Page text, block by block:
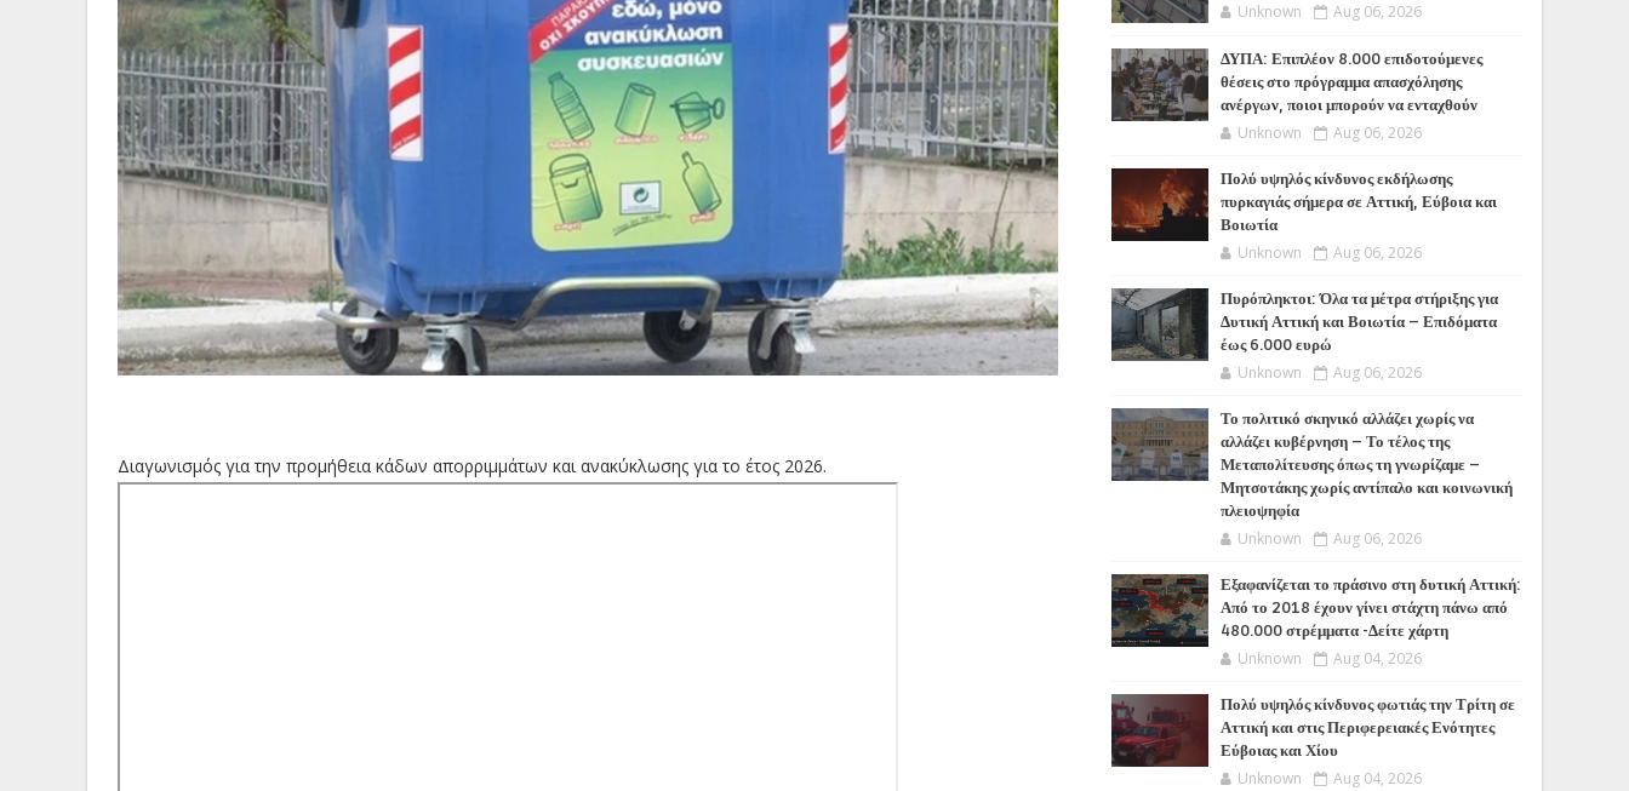
Διαγωνισμός για την προμήθεια κάδων απορριμμάτων και ανακύκλωσης για το έτος 2026.
Unknown Aug 06, 2026
ΔΥΠΑ: Επιπλέον 8.000 επιδοτούμενες
θέσεις στο πρόγραμμα απασχόλησης
ανέργων, ποιοι μπορούν να ενταχθούν
Unknown Aug 06, 2026
Πολύ υψηλός κίνδυνος εκδήλωσης
πυρκαγιάς σήμερα σε Αττική, Εύβοια και
Βοιωτία
Unknown Aug 06, 2026
Πυρόπληκτοι: Όλα τα μέτρα στήριξης για
Δυτική Αττική και Βοιωτία – Επιδόματα
έως 6.000 ευρώ
Unknown Aug 06, 2026
Το πολιτικό σκηνικό αλλάζει χωρίς να
αλλάζει κυβέρνηση – Το τέλος της
Μεταπολίτευσης όπως τη γνωρίζαμε –
Μητσοτάκης χωρίς αντίπαλο και κοινωνική
πλειοψηφία
Unknown Aug 06, 2026
Εξαφανίζεται το πράσινο στη δυτική Αττική:
Από το 2018 έχουν γίνει στάχτη πάνω από
480.000 στρέμματα -Δείτε χάρτη
Unknown Aug 04, 2026
Πολύ υψηλός κίνδυνος φωτιάς την Τρίτη σε
Αττική και στις Περιφερειακές Ενότητες
Εύβοιας και Χίου
Unknown Aug 04, 2026